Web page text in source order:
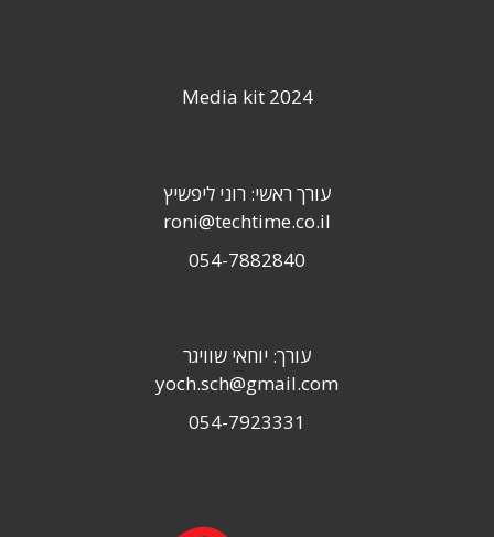
Media kit 2024
עורך ראשי: רוני ליפשיץ
roni@techtime.co.il
054-7882840
עורך: יוחאי שוויגר
yoch.sch@gmail.com
054-7923331